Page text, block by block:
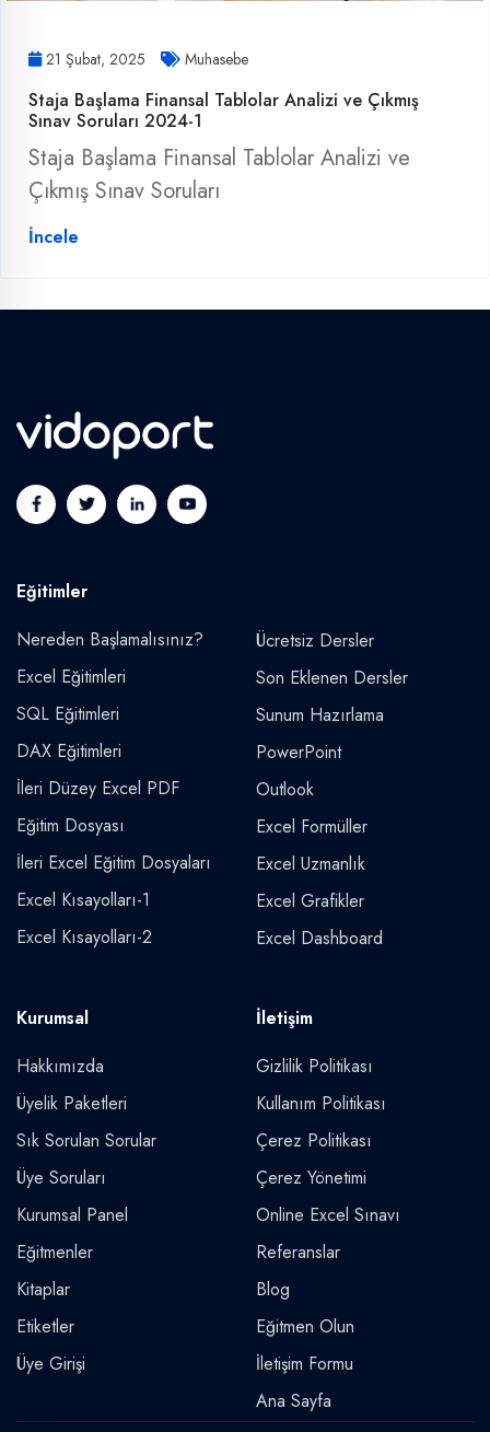
21 Şubat, 2025 Muhasebe
Staja Başlama Finansal Tablolar Analizi ve Çıkmış
Sınav Soruları 2024-1
Staja Başlama Finansal Tablolar Analizi ve
Çıkmış Sınav Soruları
İncele
Eğitimler
Nereden Başlamalısınız?
Excel Eğitimleri
SQL Eğitimleri
DAX Eğitimleri
İleri Düzey Excel PDF
Eğitim Dosyası
İleri Excel Eğitim Dosyaları
Excel Kısayolları-1
Excel Kısayolları-2
Ücretsiz Dersler
Son Eklenen Dersler
Sunum Hazırlama
PowerPoint
Outlook
Excel Formüller
Excel Uzmanlık
Excel Grafikler
Excel Dashboard
Kurumsal
Hakkımızda
Üyelik Paketleri
Sık Sorulan Sorular
Üye Soruları
Kurumsal Panel
Eğitmenler
Kitaplar
Etiketler
Üye Girişi
İletişim
Gizlilik Politikası
Kullanım Politikası
Çerez Politikası
Çerez Yönetimi
Online Excel Sınavı
Referanslar
Blog
Eğitmen Olun
İletişim Formu
Ana Sayfa